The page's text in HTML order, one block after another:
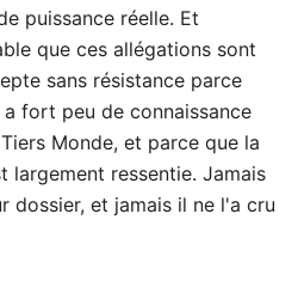
puissance réelle. Et
que ces allégations sont
sans résistance parce
fort peu de connaissance
Monde, et parce que la
largement ressentie. Jamais
dossier, et jamais il ne l'a cru